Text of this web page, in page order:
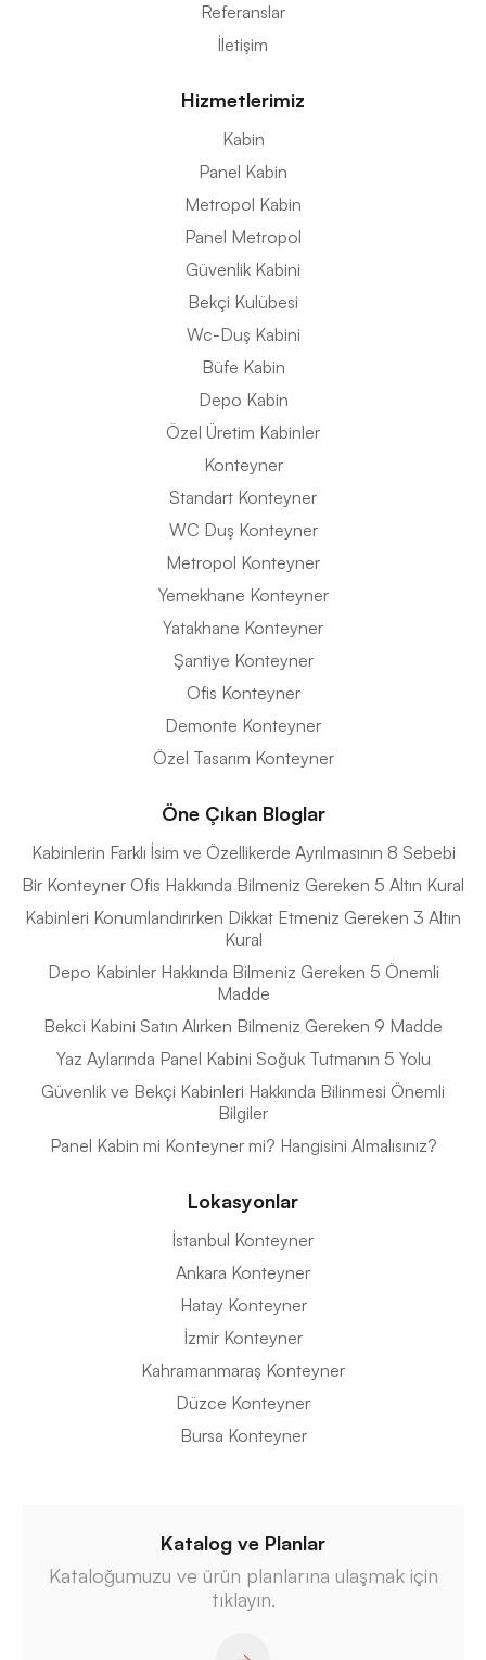
Referanslar
İletişim
Hizmetlerimiz
Kabin
Panel Kabin
Metropol Kabin
Panel Metropol
Güvenlik Kabini
Bekçi Kulübesi
Wc-Duş Kabini
Büfe Kabin
Depo Kabin
Özel Üretim Kabinler
Konteyner
Standart Konteyner
WC Duş Konteyner
Metropol Konteyner
Yemekhane Konteyner
Yatakhane Konteyner
Şantiye Konteyner
Ofis Konteyner
Demonte Konteyner
Özel Tasarım Konteyner
Öne Çıkan Bloglar
Kabinlerin Farklı İsim ve Özellikerde Ayrılmasının 8 Sebebi
Bir Konteyner Ofis Hakkında Bilmeniz Gereken 5 Altın Kural
Kabinleri Konumlandırırken Dikkat Etmeniz Gereken 3 Altın
Kural
Depo Kabinler Hakkında Bilmeniz Gereken 5 Önemli
Madde
Bekci Kabini Satın Alırken Bilmeniz Gereken 9 Madde
Yaz Aylarında Panel Kabini Soğuk Tutmanın 5 Yolu
Güvenlik ve Bekçi Kabinleri Hakkında Bilinmesi Önemli
Bilgiler
Panel Kabin mi Konteyner mi? Hangisini Almalısınız?
Lokasyonlar
İstanbul Konteyner
Ankara Konteyner
Hatay Konteyner
İzmir Konteyner
Kahramanmaraş Konteyner
Düzce Konteyner
Bursa Konteyner
Katalog ve Planlar
Kataloğumuzu ve ürün planlarına ulaşmak için
tıklayın.